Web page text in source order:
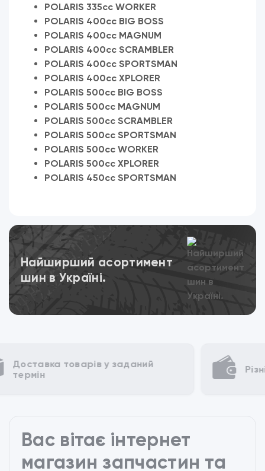
POLARIS 335cc WORKER
POLARIS 400cc BIG BOSS
POLARIS 400cc MAGNUM
POLARIS 400cc SCRAMBLER
POLARIS 400cc SPORTSMAN
POLARIS 400cc XPLORER
POLARIS 500cc BIG BOSS
POLARIS 500cc MAGNUM
POLARIS 500cc SCRAMBLER
POLARIS 500cc SPORTSMAN
POLARIS 500cc WORKER
POLARIS 500cc XPLORER
POLARIS 450cc SPORTSMAN
Найширший асортимент
шин в Україні.
Переглянути
Різні способи для оплати
Вас вітає інтернет
магазин запчастин та